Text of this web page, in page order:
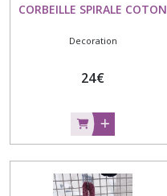
CORBEILLE SPIRALE COTON
Decoration
24€